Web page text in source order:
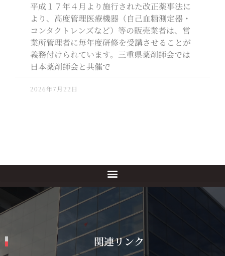
平成１７年４月より施行された改正薬事法に
より、高度管理医療機器（自己血糖測定器・
コンタクトレンズなど）等の販売業者は、営
業所管理者に毎年度研修を受講させることが
義務付けられています。三重県薬剤師会では
日本薬剤師会と共催で
2026年7月22日
関連リンク